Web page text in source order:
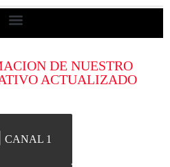
DE NUESTRO
ACTUALIZADO
CANAL 1